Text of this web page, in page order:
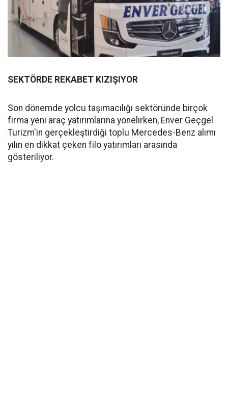
SEKTÖRDE REKABET KIZIŞIYOR
Son dönemde yolcu taşımacılığı sektöründe birçok
firma yeni araç yatırımlarına yönelirken, Enver Geçgel
Turizm'in gerçekleştirdiği toplu Mercedes-Benz alımı
yılın en dikkat çeken filo yatırımları arasında
gösteriliyor.